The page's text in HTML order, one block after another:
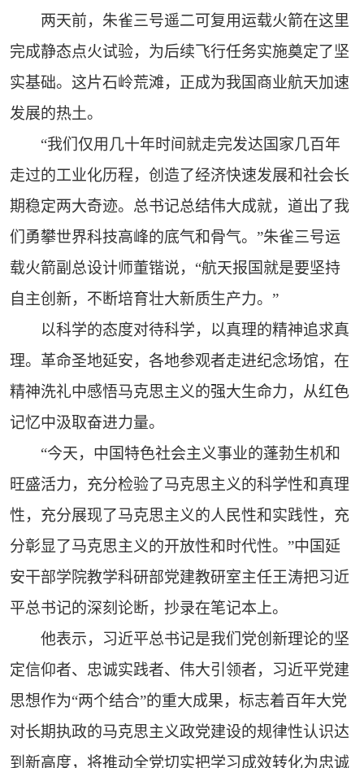
两天前，朱雀三号遥二可复用运载火箭在这里
完成静态点火试验，为后续飞行任务实施奠定了坚
实基础。这片石岭荒滩，正成为我国商业航天加速
发展的热土。
“我们仅用几十年时间就走完发达国家几百年
走过的工业化历程，创造了经济快速发展和社会长
期稳定两大奇迹。总书记总结伟大成就，道出了我
们勇攀世界科技高峰的底气和骨气。”朱雀三号运
载火箭副总设计师董锴说，“航天报国就是要坚持
自主创新，不断培育壮大新质生产力。”
以科学的态度对待科学，以真理的精神追求真
理。革命圣地延安，各地参观者走进纪念场馆，在
精神洗礼中感悟马克思主义的强大生命力，从红色
记忆中汲取奋进力量。
“今天，中国特色社会主义事业的蓬勃生机和
旺盛活力，充分检验了马克思主义的科学性和真理
性，充分展现了马克思主义的人民性和实践性，充
分彰显了马克思主义的开放性和时代性。”中国延
安干部学院教学科研部党建教研室主任王涛把习近
平总书记的深刻论断，抄录在笔记本上。
他表示，习近平总书记是我们党创新理论的坚
定信仰者、忠诚实践者、伟大引领者，习近平党建
思想作为“两个结合”的重大成果，标志着百年大党
对长期执政的马克思主义政党建设的规律性认识达
到新高度，将推动全党切实把学习成效转化为忠诚